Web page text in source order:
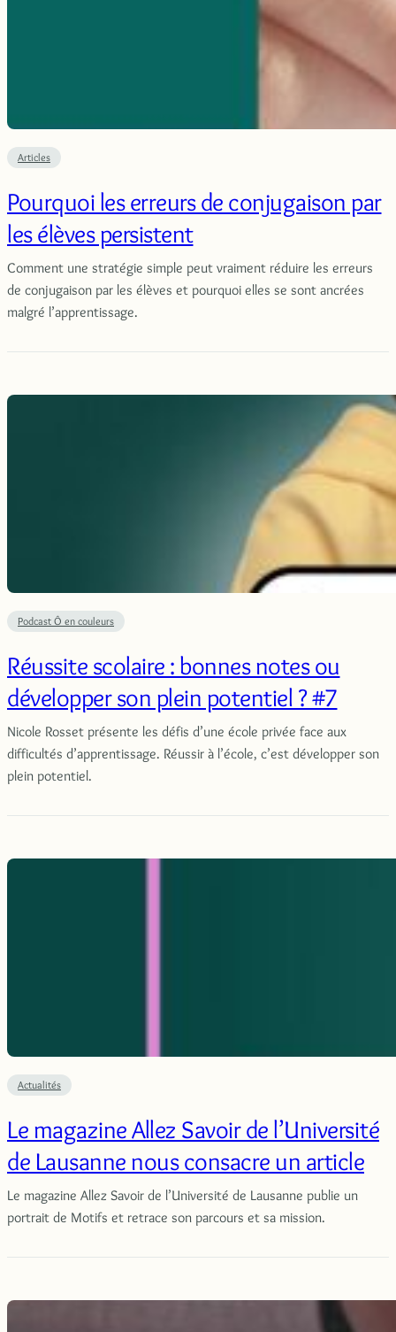
Articles
Pourquoi les erreurs de conjugaison par
les élèves persistent
Comment une stratégie simple peut vraiment réduire les erreurs
de conjugaison par les élèves et pourquoi elles se sont ancrées
malgré l’apprentissage.
Podcast Ô en couleurs
Réussite scolaire : bonnes notes ou
développer son plein potentiel ? #7
Nicole Rosset présente les défis d’une école privée face aux
difficultés d’apprentissage. Réussir à l’école, c’est développer son
plein potentiel.
Actualités
Le magazine Allez Savoir de l’Université
de Lausanne nous consacre un article
Le magazine Allez Savoir de l’Université de Lausanne publie un
portrait de Motifs et retrace son parcours et sa mission.